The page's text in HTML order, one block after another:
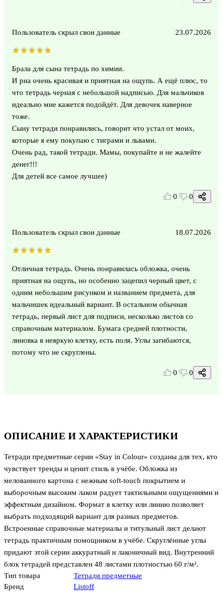
ОПИСАНИЕ И ХАРАКТЕРИСТИКИ
Тетради предметные серии «Stay in Colour» созданы для тех, кто
чувствует тренды и ценит стиль в учёбе. Обложка из
мелованного картона с нежным soft-touch покрытием и
выборочным высоким лаком радует тактильными ощущениями и
эффектным дизайном. Формат в клетку или линию позволяет
выбрать подходящий вариант для разных предметов.
Встроенные справочные материалы и титульный лист делают
тетрадь практичным помощником в учёбе. Скруглённые углы
придают этой серии аккуратный и лаконичный вид. Внутренний
блок тетрадей представлен 48 листами плотностью 60 г/м².
Тип товара
Тетради предметные
Бренд
Listoff
Пользователь скрыл свои данные 23.07.2026
Брала для сына тетрадь по химии.
И рна очень красивая и приятная на ощупь. А ещё плюс, то
что тетрадь черная с небольшой надписью. Для мальчиков
идеально мне кажется подойдёт. Для девочек наверное
тоже.
Сыну тетради понравились, говорит что устал от моих,
которые я ему покупаю с тиграми и львами.
Очень рад, такой тетради. Мамы, покупайте и не жалейте
денег!!!
Для детей все самое лучшее)
0 0
Пользователь скрыл свои данные 18.07.2026
Отличная тетрадь. Очень понравилась обложка, очень
приятная на ощупь, но особенно зацепил черный цвет, с
одним небольшим рисунком и названием предмета, для
мальчишек идеальный вариант. В остальном обычная
тетрадь, первый лист для подписи, несколько листов со
справочным материалом. Бумага средней плотности,
линовка в неяркую клетку, есть поля. Углы загибаются,
потому что не скруглены.
0 0